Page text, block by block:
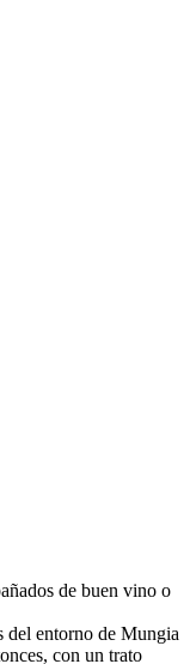
de buen vino o
del entorno de Mungia
con un trato